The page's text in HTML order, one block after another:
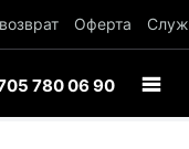
Оферта
780 06 90